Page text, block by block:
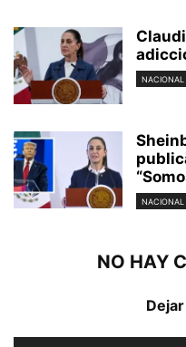
NACIONAL
NACIONAL
NO HAY